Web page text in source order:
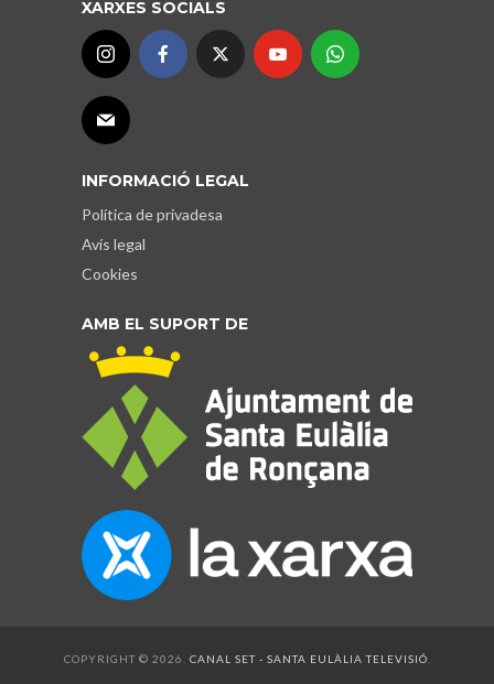
XARXES SOCIALS
INFORMACIÓ LEGAL
Política de privadesa
Avís legal
Cookies
AMB EL SUPORT DE
COPYRIGHT © 2026. CANAL SET - SANTA EULÀLIA TELEVISIÓ